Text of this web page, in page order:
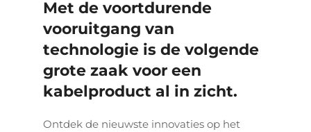
Met de voortdurende
vooruitgang van
technologie is de volgende
grote zaak voor een
kabelproduct al in zicht.
Ontdek de nieuwste innovaties op het